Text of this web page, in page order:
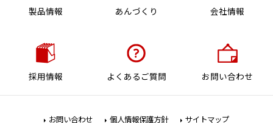
製品情報 あんづくり 会社情報
採用情報 よくあるご質問 お問い合わせ
お問い合わせ 個人情報保護方針 サイトマップ